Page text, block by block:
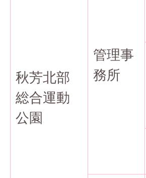
秋芳北部
総合運動
公園
管理事
務所